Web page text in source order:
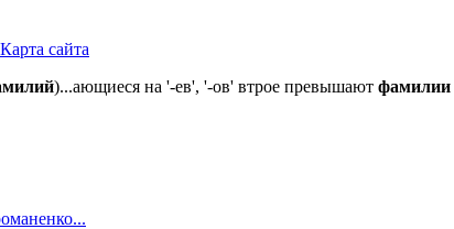
сайта
)...ающиеся на '-ев', '-ов' втрое превышают фамилии